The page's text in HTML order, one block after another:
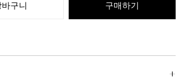
바구니 구매하기